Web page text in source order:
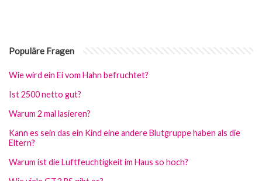
Populäre Fragen
Wie wird ein Ei vom Hahn befruchtet?
Ist 2500 netto gut?
Warum 2 mal lasieren?
Kann es sein das ein Kind eine andere Blutgruppe haben als die
Eltern?
Warum ist die Luftfeuchtigkeit im Haus so hoch?